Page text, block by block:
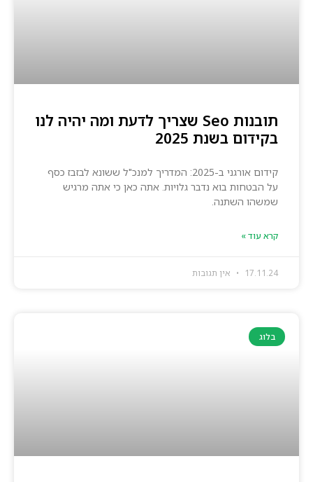
תובנות Seo שצריך לדעת ומה יהיה לנו
בקידום בשנת 2025
קידום אורגני ב-2025: המדריך למנכ"ל ששונא לבזבז כסף
על הבטחות בוא נדבר גלויות. אתה כאן כי אתה מרגיש
שמשהו השתנה.
קרא עוד »
17.11.24 אין תגובות
בלוג